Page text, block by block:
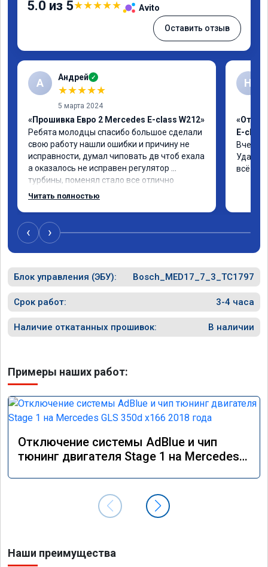
5.0 из 5★★★★★ Avito
Оставить отзыв
А Андрей ✓
★★★★★
5 марта 2024
«Прошивка Евро 2 Mercedes E-class W212»
Ребята молодцы спасибо большое сделали
свою работу нашли ошибки и причину не
исправности, думал чиповать дв чтоб ехала
а оказалось не исправен регулятор
турбины, поменял стало все отлично
Читать полностью
Н
E-class
Вчера
всё
‹ ›
Блок управления (ЭБУ): Bosch_MED17_7_3_TC1797
Срок работ: 3-4 часа
Наличие откатанных прошивок: В наличии
Примеры наших работ:
Отключение системы AdBlue и чип
тюнинг двигателя Stage 1 на Mercedes
Наши преимущества